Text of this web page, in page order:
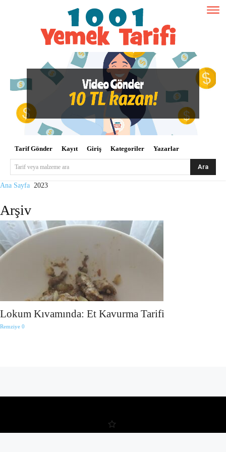
Tarif Gönder Kayıt Giriş Kategoriler Yazarlar
Tarif veya malzeme ara Ara
Ana Sayfa 2023
Arşiv
Lokum Kıvamında: Et Kavurma Tarifi
Remziye 0